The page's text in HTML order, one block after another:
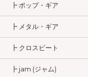
┣ ポップ・ギア
┣ メタル・ギア
┣ クロスビート
┣ jam (ジャム)